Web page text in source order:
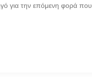
για την επόμενη φορά που